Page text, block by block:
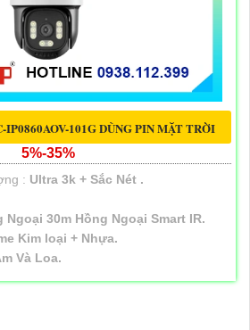
IP0860AOV-101G DÙNG PIN MẶT TRỜI
5%-35%
: Ultra 3k + Sắc Nét .
Ngoại 30m Hồng Ngoại Smart IR.
Kim loại + Nhựa.
Và Loa.